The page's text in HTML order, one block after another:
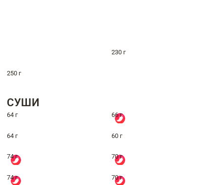
230 г
250 г
СУШИ
64 г 66 г
64 г 60 г
74 г 70 г
74 г 70 г